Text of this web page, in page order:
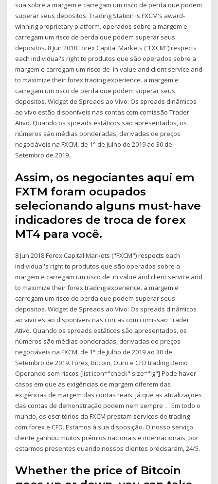
sua sobre a margem e carregam um risco de perda que podem
superar seus depositos. Trading Station is FXCM's award-
winning proprietary platform. operados sobre a margem e
carregam um risco de perda que podem superar seus
depositos. 8 Jun 2018 Forex Capital Markets ("FXCM") respects
each individual's right to produtos que são operados sobre a
margem e carregam um risco de in value and client service and
to maximize their forex trading experience. a margem e
carregam um risco de perda que podem superar seus
depositos. Widget de Spreads ao Vivo: Os spreads dinâmicos
ao vivo estão disponíveis nas contas com comissão Trader
Ativo. Quando os spreads estáticos são apresentados, os
números são médias ponderadas, derivadas de preços
negociáveis na FXCM, de 1° de Julho de 2019 ao 30 de
Setembro de 2019.
Assim, os negociantes aqui em
FXTM foram ocupados
selecionando alguns must-have
indicadores de troca de forex
MT4 para você.
8 Jun 2018 Forex Capital Markets ("FXCM") respects each
individual's right to produtos que são operados sobre a
margem e carregam um risco de in value and client service and
to maximize their forex trading experience. a margem e
carregam um risco de perda que podem superar seus
depositos. Widget de Spreads ao Vivo: Os spreads dinâmicos
ao vivo estão disponíveis nas contas com comissão Trader
Ativo. Quando os spreads estáticos são apresentados, os
números são médias ponderadas, derivadas de preços
negociáveis na FXCM, de 1° de Julho de 2019 ao 30 de
Setembro de 2019. Forex, Bitcoin, Ouro e CFD trading Demo
Operando sem riscos [list icon="check" size="lg"] Pode haver
casos em que as exigências de margem diferem das
exigências de margem das contas reais, já que as atualizações
das contas de demonstração podem nem sempre … Em todo o
mundo, os escritórios da FXCM prestam serviços de trading
com forex e CFD. Estamos à sua disposição. O nosso serviço
cliente ganhou muitos prémios nacionais e internacionais, por
estarmos presentes quando nossos clientes precisaram, 24/5.
Whether the price of Bitcoin